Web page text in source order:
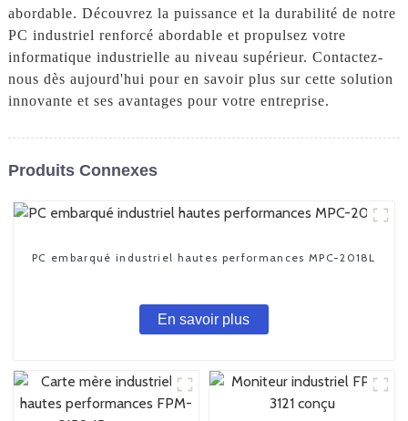
abordable. Découvrez la puissance et la durabilité de notre
PC industriel renforcé abordable et propulsez votre
informatique industrielle au niveau supérieur. Contactez-
nous dès aujourd'hui pour en savoir plus sur cette solution
innovante et ses avantages pour votre entreprise.
Produits Connexes
PC embarqué industriel hautes performances MPC-2018L
En savoir plus